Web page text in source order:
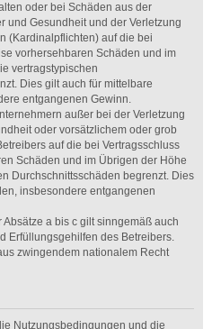
oder bei Schäden aus der
und Gesundheit und der Verletzung
(Kardinalpflichten) auf die bei
vorhersehbaren Schäden und im
vertragstypischen
Dies gilt auch für mittelbare
entgangenen Gewinn.
außer bei der Verletzung
oder vorsätzlichem oder grob
auf die bei Vertragsschluss
Schäden und im Übrigen der Höhe
Durchschnittsschäden begrenzt. Dies
insbesondere entgangenen
a bis c gilt sinngemäß auch
Erfüllungsgehilfen des Betreibers.
zwingendem nationalem Recht
Nutzungsbedingungen und die